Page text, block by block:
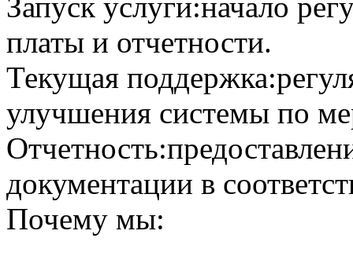
платы и отчетности.
Текущая поддержка:
улучшения системы по
Отчетность:
документации в
Почему мы: